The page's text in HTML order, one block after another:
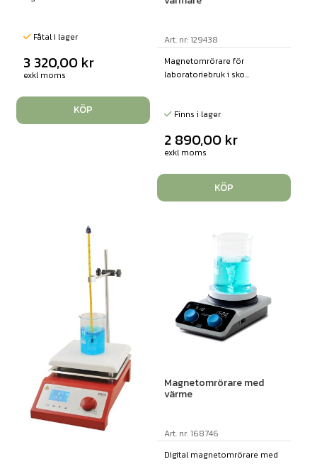
Fåtal i lager
3 320,00 kr
exkl moms
KÖP
Art. nr: 129438
Magnetomrörare för
laboratoriebruk i sko...
Finns i lager
2 890,00 kr
exkl moms
KÖP
Magnetomrörare med
värme
Art. nr: 168746
Digital magnetomrörare med